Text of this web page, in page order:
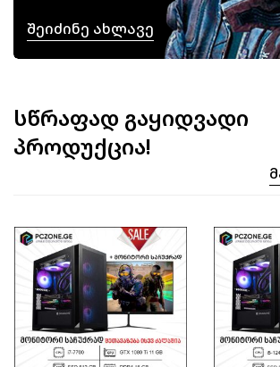
Შეიძინე Ახლავე
სწრაფად გაყიდვადი
პროდუქცია!